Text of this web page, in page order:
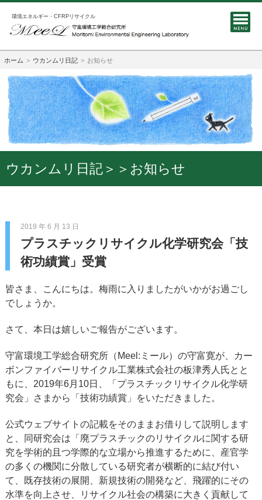
環境エネルギー・CFRPリサイクル
ホーム ウカンムリ日記 お知らせ
ウカンムリ日記＞＞お知らせ
2019 年 6 月 13 日
プラスチックリサイクル化学研究会「技
術功績賞」受賞
皆さま、こんにちは。梅雨に入りましたがいかがお過ごし
でしょうか。
さて、本日は嬉しいご報告がございます。
守富環境工学総合研究所（Meel:ミール）の守富寛が、カー
ボンファイバーリサイクル工業株式会社の板津秀人氏とと
もに、2019年6月10日、「プラスチックリサイクル化学研
究会」さまから「技術功績賞」をいただきました。
公式ウェブサイトの記載をそのままお借りして説明します
と、同研究会は「廃プラスチックのリサイクルに関する研
究を学術的且つ学際的な立場から推進するために、産官学
の多くの機関に分散している研究者が横断的に結び付い
て、既存技術の展開、新規技術の開発など、飛躍的にその
水準を向上させ、リサイクル社会の構築に大きく貢献して